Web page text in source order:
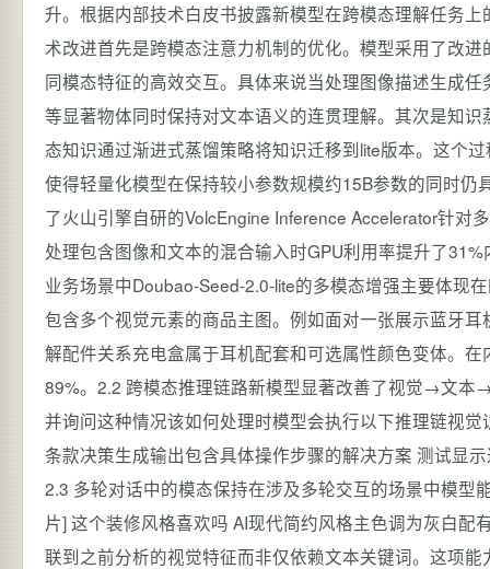
升。根据内部技术白皮书披露新模型在跨模态理解任务
术改进首先是跨模态注意力机制的优化。模型采用了改
同模态特征的高效交互。具体来说当处理图像描述生成
等显著物体同时保持对文本语义的连贯理解。其次是知
态知识通过渐进式蒸馏策略将知识迁移到lite版本。这个
使得轻量化模型在保持较小参数规模约15B参数的同时
了火山引擎自研的VolcEngine Inference Accelerator针
处理包含图像和文本的混合输入时GPU利用率提升了
业务场景中Doubao-Seed-2.0-lite的多模态增强主要体现
包含多个视觉元素的商品主图。例如面对一张展示蓝牙
解配件关系充电盒属于耳机配套和可选属性颜色变体。
89%。2.2 跨模态推理链路新模型显著改善了视觉→文本
并询问这种情况该如何处理时模型会执行以下推理链视
条款决策生成输出包含具体操作步骤的解决方案 测试显
2.3 多轮对话中的模态保持在涉及多轮交互的场景中模
片] 这个装修风格喜欢吗 AI现代简约风格主色调为灰白
联到之前分析的视觉特征而非仅依赖文本关键词。这项